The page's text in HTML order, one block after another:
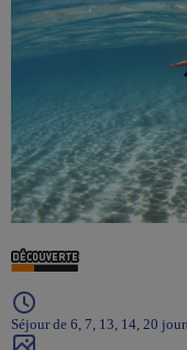
Séjour de 6, 7, 13, 14, 20